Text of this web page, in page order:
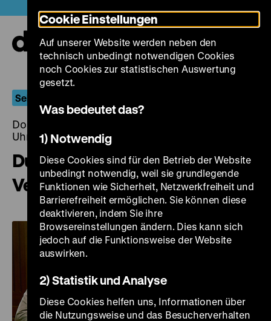
zum
Seiteninhalt
springen
Sehnsucht nach dem Regen
Donnerstag, 26. November 2015, 20.00 - 00.00
Uhr
Du cheng feng yun / From
Vegas to Macau
Cookie Einstellungen
Auf unserer Website werden neben den
technisch unbedingt notwendigen Cookies
noch Cookies zur statistischen Auswertung
gesetzt.
Was bedeutet das?
1) Notwendig
Diese Cookies sind für den Betrieb der Website
unbedingt notwendig, weil sie grundlegende
Funktionen wie Sicherheit, Netzwerkfreiheit und
Barrierefreiheit ermöglichen. Sie können diese
deaktivieren, indem Sie ihre
Browsereinstellungen ändern. Dies kann sich
jedoch auf die Funktionsweise der Website
auswirken.
2) Statistik und Analyse
Diese Cookies helfen uns, Informationen über
die Nutzungsweise und das Besucherverhalten